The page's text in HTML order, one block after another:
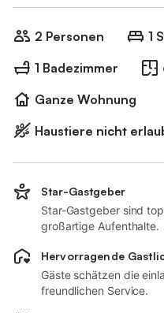
2 Personen
1
1 Badezimmer
Ganze Wohnung
Haustiere nicht
Star-Gastgeber
Star-Gastgeber sind
großartige Aufenthalte.
Hervorragende
Gäste schätzen die
freundlichen Service.